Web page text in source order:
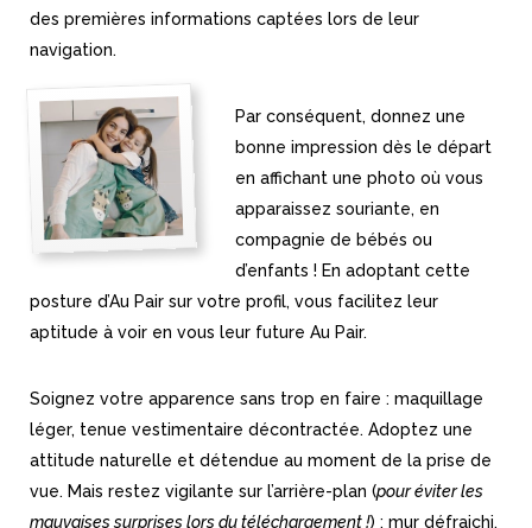
des premières informations captées lors de leur
navigation.
Par conséquent, donnez une
bonne impression dès le départ
en affichant une photo où vous
apparaissez souriante, en
compagnie de bébés ou
d’enfants ! En adoptant cette
posture d’Au Pair sur votre profil, vous facilitez leur
aptitude à voir en vous leur future Au Pair.
Soignez votre apparence sans trop en faire : maquillage
léger, tenue vestimentaire décontractée. Adoptez une
attitude naturelle et détendue au moment de la prise de
vue. Mais restez vigilante sur l’arrière-plan (pour éviter les
mauvaises surprises lors du téléchargement !) : mur défraichi,